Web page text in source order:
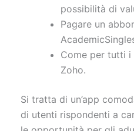
possibilità di
Pagare un
Come per tutti i
Zoho.
Si tratta di un’app
di utenti rispondenti a